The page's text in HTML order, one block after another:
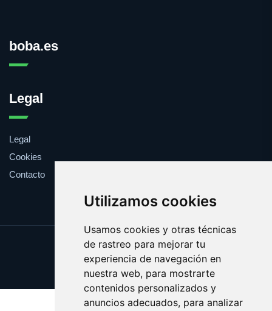
Utilizamos cookies
Usamos cookies y otras técnicas
de rastreo para mejorar tu
experiencia de navegación en
nuestra web, para mostrarte
contenidos personalizados y
anuncios adecuados, para analizar
boba.es
Legal
Legal
Cookies
Contacto
Update cookies preferences
Copyright © 2025 boba.es